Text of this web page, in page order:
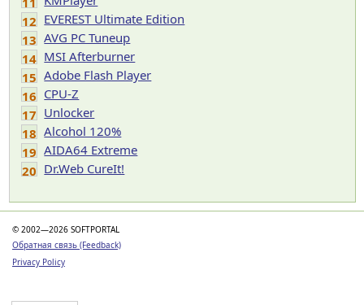
12 EVEREST Ultimate Edition
13 AVG PC Tuneup
14 MSI Afterburner
15 Adobe Flash Player
16 CPU-Z
17 Unlocker
18 Alcohol 120%
19 AIDA64 Extreme
20 Dr.Web CureIt!
© 2002—2026 SOFTPORTAL
Обратная связь (Feedback)
Privacy Policy